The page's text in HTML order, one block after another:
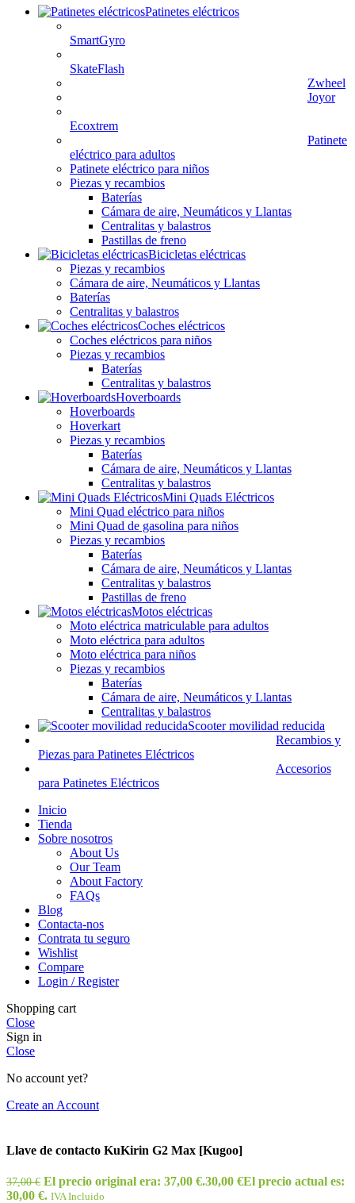
Patinetes eléctricos
SmartGyro
SkateFlash
Zwheel
Joyor
Ecoxtrem
Patinete
eléctrico para adultos
Patinete eléctrico para niños
Piezas y recambios
Baterías
Cámara de aire, Neumáticos y Llantas
Centralitas y balastros
Pastillas de freno
Bicicletas eléctricas
Piezas y recambios
Cámara de aire, Neumáticos y Llantas
Baterías
Centralitas y balastros
Coches eléctricos
Coches eléctricos para niños
Piezas y recambios
Baterías
Centralitas y balastros
Hoverboards
Hoverboards
Hoverkart
Piezas y recambios
Baterías
Cámara de aire, Neumáticos y Llantas
Centralitas y balastros
Mini Quads Eléctricos
Mini Quad eléctrico para niños
Mini Quad de gasolina para niños
Piezas y recambios
Baterías
Cámara de aire, Neumáticos y Llantas
Centralitas y balastros
Pastillas de freno
Motos eléctricas
Moto eléctrica matriculable para adultos
Moto eléctrica para adultos
Moto eléctrica para niños
Piezas y recambios
Baterías
Cámara de aire, Neumáticos y Llantas
Centralitas y balastros
Scooter movilidad reducida
Recambios y
Piezas para Patinetes Eléctricos
Accesorios
para Patinetes Eléctricos
Inicio
Tienda
Sobre nosotros
About Us
Our Team
About Factory
FAQs
Blog
Contacta-nos
Contrata tu seguro
Wishlist
Compare
Login / Register
Shopping cart
Close
Sign in
Close
No account yet?
Create an Account
Llave de contacto KuKirin G2 Max [Kugoo]
37,00€ El precio original era: 37,00 €.30,00 €El precio actual es:
30,00 €. IVA Incluido